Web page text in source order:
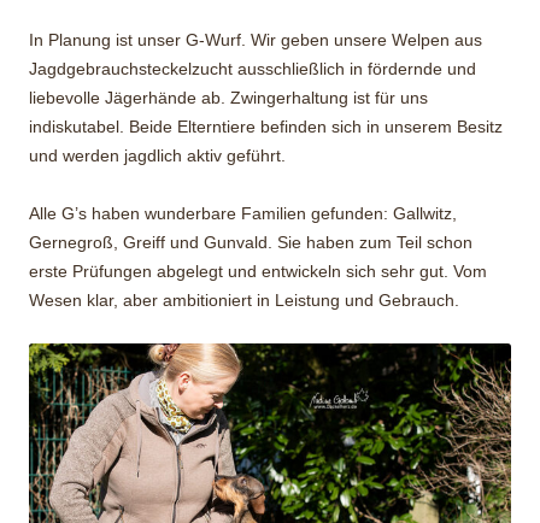
In Planung ist unser G-Wurf. Wir geben unsere Welpen aus
Jagdgebrauchsteckelzucht ausschließlich in fördernde und
liebevolle Jägerhände ab. Zwingerhaltung ist für uns
indiskutabel. Beide Elterntiere befinden sich in unserem Besitz
und werden jagdlich aktiv geführt.
Alle G’s haben wunderbare Familien gefunden: Gallwitz,
Gernegroß, Greiff und Gunvald. Sie haben zum Teil schon
erste Prüfungen abgelegt und entwickeln sich sehr gut. Vom
Wesen klar, aber ambitioniert in Leistung und Gebrauch.